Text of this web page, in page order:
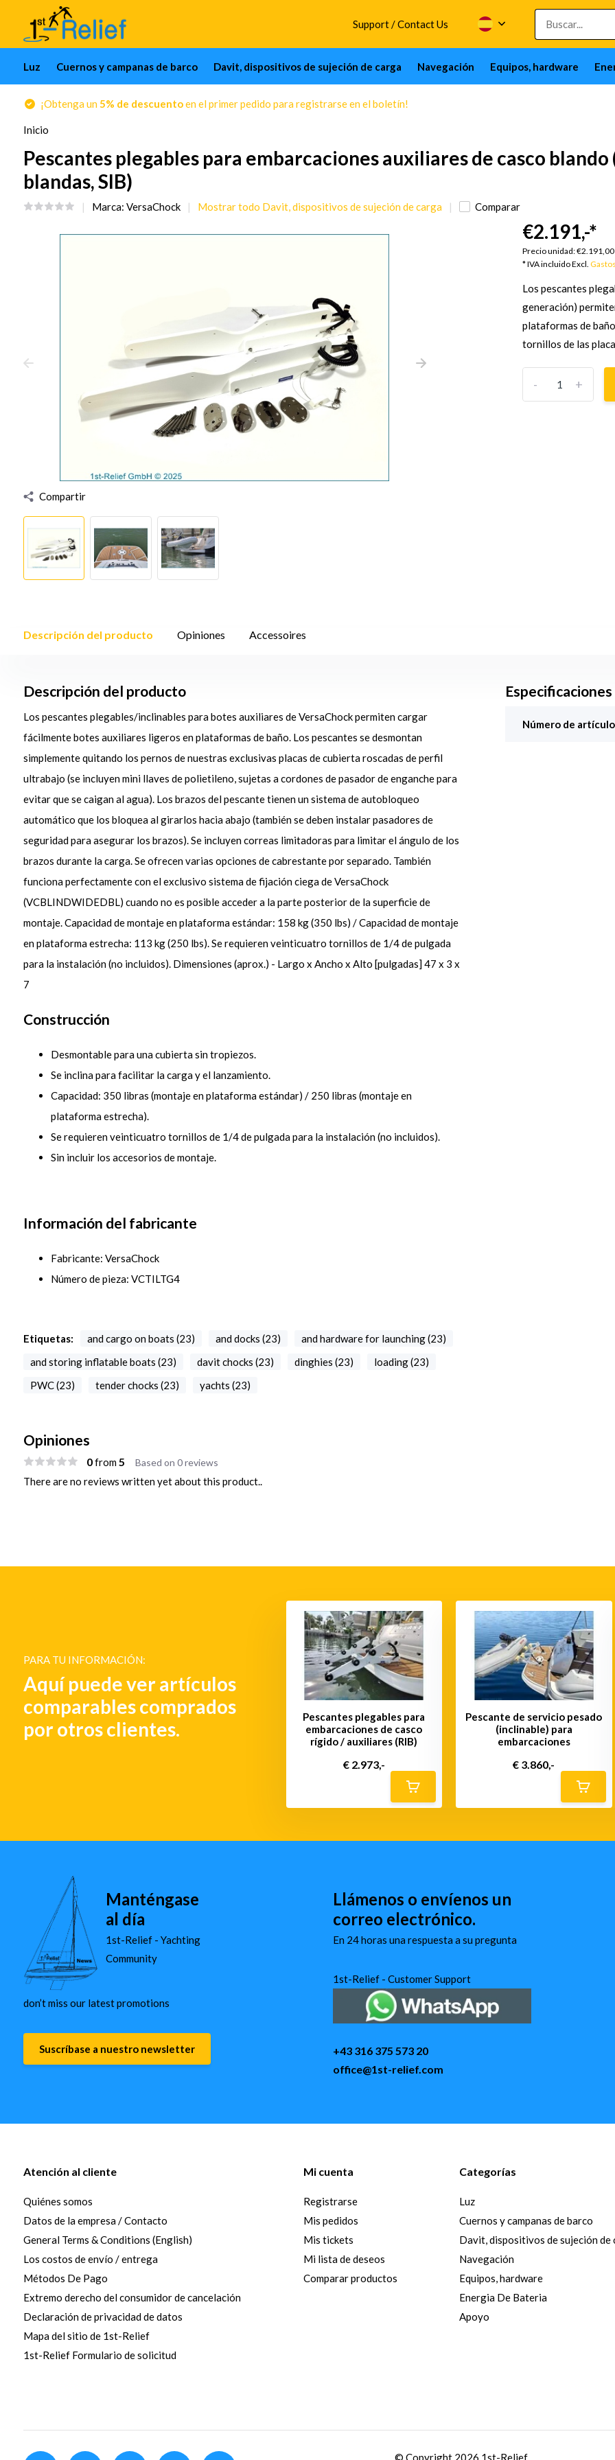
Support / Contact Us
Luz Cuernos y campanas de barco Davit, dispositivos de sujeción de carga Navegación Equipos, hardware
¡Obtenga un5% de descuentoen el primer pedido para registrarse en el boletín!
Inicio
Pescantes plegables para embarcaciones auxiliares de casco
blandas, SIB)
Marca: VersaChock Mostrar todo Davit, dispositivos de sujeción de carga Comparar
Compartir
€2.191,-*
Precio unidad:€2.191,00
* IVA incluido Excl.
Los pescantes
generación)
plataformas de
tornillos de las
+
-
Descripción del producto Opiniones Accessoires
Descripción del producto
Los pescantes plegables/inclinables para botes auxiliares de VersaChock permiten cargar
fácilmente botes auxiliares ligeros en plataformas de baño. Los pescantes se desmontan
simplemente quitando los pernos de nuestras exclusivas placas de cubierta roscadas de perfil
ultrabajo (se incluyen mini llaves de polietileno, sujetas a cordones de pasador de enganche para
evitar que se caigan al agua). Los brazos del pescante tienen un sistema de autobloqueo
automático que los bloquea al girarlos hacia abajo (también se deben instalar pasadores de
seguridad para asegurar los brazos). Se incluyen correas limitadoras para limitar el ángulo de los
brazos durante la carga. Se ofrecen varias opciones de cabrestante por separado. También
funciona perfectamente con el exclusivo sistema de fijación ciega de VersaChock
(VCBLINDWIDEDBL) cuando no es posible acceder a la parte posterior de la superficie de
montaje. Capacidad de montaje en plataforma estándar: 158 kg (350 lbs) / Capacidad de montaje
en plataforma estrecha: 113 kg (250 lbs). Se requieren veinticuatro tornillos de 1/4 de pulgada
para la instalación (no incluidos). Dimensiones (aprox.) - Largo x Ancho x Alto [pulgadas] 47 x 3 x
7
Construcción
Desmontable para una cubierta sin tropiezos.
Se inclina para facilitar la carga y el lanzamiento.
Capacidad: 350 libras (montaje en plataforma estándar) / 250 libras (montaje en
plataforma estrecha).
Se requieren veinticuatro tornillos de 1/4 de pulgada para la instalación (no incluidos).
Sin incluir los accesorios de montaje.
Información del fabricante
Fabricante: VersaChock
Número de pieza: VCTILTG4
Etiquetas: and cargo on boats (23) and docks (23)
and hardware for launching (23)
and storing inflatable boats (23)
davit chocks (23) dinghies (23)
loading (23)
PWC (23)
tender chocks (23) yachts (23)
Especificaciones
Número de
Opiniones
0from5 Based on 0 reviews
There are no reviews written yet about this product..
PARA TU INFORMACIÓN:
Aquí puede ver artículos
comparables comprados
por otros clientes.
€ 56,-
Pescantes plegables para
embarcaciones de casco
rígido / auxiliares (RIB)
€ 2.973,-
Pescante de servicio pesado
(inclinable) para
embarcaciones
€ 3.860,-
Manténgase
al día
1st-Relief - Yachting
Community
don’t miss our latest promotions
Suscríbase a nuestro newsletter
Llámenos o envíenos un
correo electrónico.
En 24 horas una respuesta a su pregunta
1st-Relief - Customer Support
+43 316 375 573 20
office@1st-relief.com
Atención al cliente
Quiénes somos
Datos de la empresa / Contacto
General Terms & Conditions (English)
Los costos de envío / entrega
Métodos De Pago
Extremo derecho del consumidor de cancelación
Declaración de privacidad de datos
Mapa del sitio de 1st-Relief
1st-Relief Formulario de solicitud
Mi cuenta
Registrarse
Mis pedidos
Mis tickets
Mi lista de deseos
Comparar productos
Categorías
Luz
Cuernos y campanas de barco
Davit, dispositivos de sujeción de
Navegación
Equipos, hardware
Energia De Bateria
Apoyo
© Copyright 2026 1st-Relief